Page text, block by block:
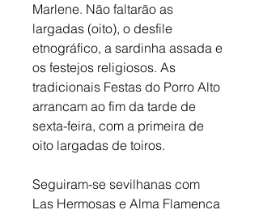
Marlene. Não faltarão as
largadas (oito), o desfile
etnográfico, a sardinha assada e
os festejos religiosos. As
tradicionais Festas do Porro Alto
arrancam ao fim da tarde de
sexta-feira, com a primeira de
oito largadas de toiros.
Seguiram-se sevilhanas com
Las Hermosas e Alma Flamenca